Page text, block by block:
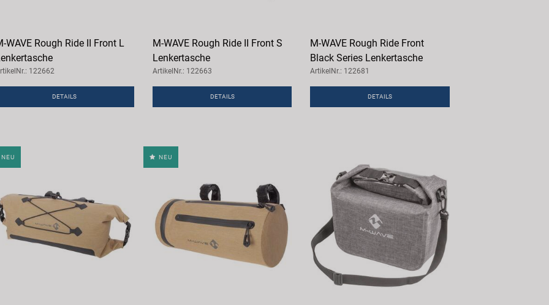
WAVE Rough Ride II Front L
122662
DETAILS
M-WAVE Rough Ride II Front S
Lenkertasche
ArtikelNr.: 122663
DETAILS
M-WAVE Rough Ride Front
Black Series Lenkertasche
ArtikelNr.: 122681
DETAILS
NEU NEU